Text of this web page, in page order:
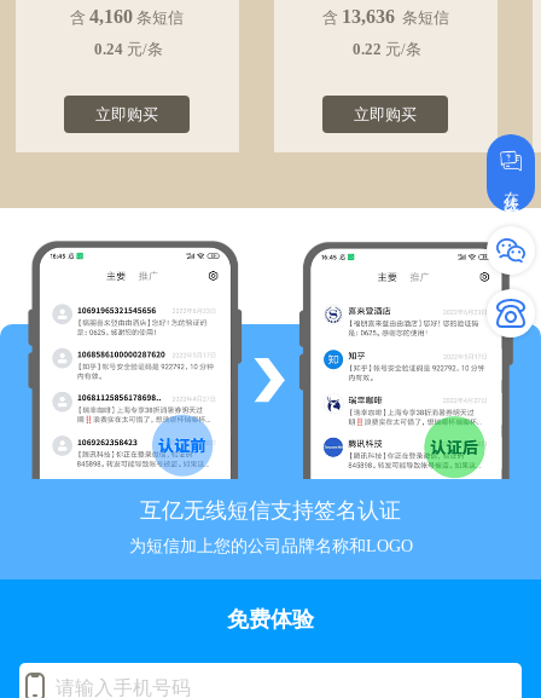
含 4,160 条短信
0.24 元/条
立即购买
含 13,636 条短信
0.22 元/条
立即购买
互亿无线短信支持签名认证
为短信加上您的公司品牌名称和LOGO
在线咨询
免费体验